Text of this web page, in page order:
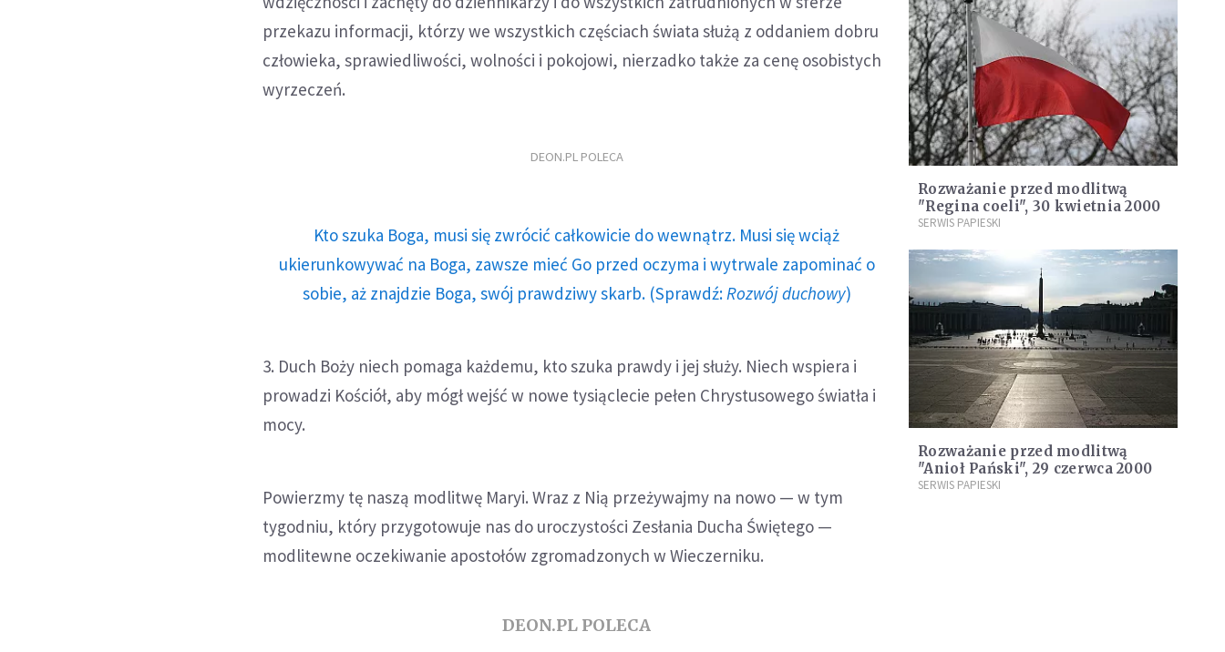
przekazu informacji, którzy we wszystkich częściach świata służą z oddaniem dobru
człowieka, sprawiedliwości, wolności i pokojowi, nierzadko także za cenę osobistych
wyrzeczeń.
DEON.PL POLECA
Kto szuka Boga, musi się zwrócić całkowicie do wewnątrz. Musi się wciąż
ukierunkowywać na Boga, zawsze mieć Go przed oczyma i wytrwale zapominać o
sobie, aż znajdzie Boga, swój prawdziwy skarb. (Sprawdź: Rozwój duchowy)
3. Duch Boży niech pomaga każdemu, kto szuka prawdy i jej służy. Niech wspiera i
prowadzi Kościół, aby mógł wejść w nowe tysiąclecie pełen Chrystusowego światła i
mocy.
Powierzmy tę naszą modlitwę Maryi. Wraz z Nią przeżywajmy na nowo — w tym
tygodniu, który przygotowuje nas do uroczystości Zesłania Ducha Świętego —
modlitewne oczekiwanie apostołów zgromadzonych w Wieczerniku.
DEON.PL POLECA
Rozważanie przed modlitwą
"Regina coeli", 30 kwietnia 2000
SERWIS PAPIESKI
Rozważanie przed modlitwą
"Anioł Pański", 29 czerwca 2000
SERWIS PAPIESKI